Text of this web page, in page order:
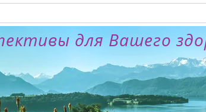
для Вашего